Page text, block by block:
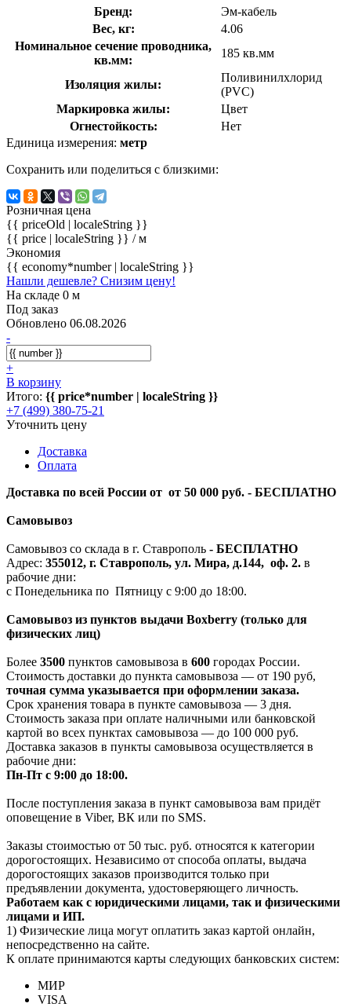
Бренд:
Эм-кабель
Вес, кг:
4.06
Номинальное сечение проводника,
кв.мм:
185 кв.мм
Изоляция жилы:
Поливинилхлорид
(PVC)
Маркировка жилы:
Цвет
Огнестойкость:
Нет
Единица измерения: метр
Сохранить или поделиться с близкими:
Розничная цена
{{ priceOld | localeString }}
{{ price | localeString }} / м
Экономия
{{ economy*number | localeString }}
Нашли дешевле? Снизим цену!
На складе 0 м
Под заказ
Обновлено 06.08.2026
-
+
В корзину
Итого: {{ price*number | localeString }}
+7 (499) 380-75-21
Уточнить цену
Доставка
Оплата
Доставка по всей России от от 50 000 руб. - БЕСПЛАТНО
Самовывоз
Самовывоз со склада в г. Ставрополь - БЕСПЛАТНО
Адрес: 355012, г. Ставрополь, ул. Мира, д.144, оф. 2. в
рабочие дни:
с Понедельника по Пятницу с 9:00 до 18:00.
Самовывоз из пунктов выдачи Boxberry (только для
физических лиц)
Более 3500 пунктов самовывоза в 600 городах России.
Стоимость доставки до пункта самовывоза — от 190 руб,
точная сумма указывается при оформлении заказа.
Срок хранения товара в пункте самовывоза — 3 дня.
Стоимость заказа при оплате наличными или банковской
картой во всех пунктах самовывоза — до 100 000 руб.
Доставка заказов в пункты самовывоза осуществляется в
рабочие дни:
Пн-Пт с 9:00 до 18:00.
После поступления заказа в пункт самовывоза вам придёт
оповещение в Viber, ВК или по SMS.
Заказы стоимостью от 50 тыс. руб. относятся к категории
дорогостоящих. Независимо от способа оплаты, выдача
дорогостоящих заказов производится только при
предъявлении документа, удостоверяющего личность.
Работаем как с юридическими лицами, так и физическими
лицами и ИП.
1) Физические лица могут оплатить заказ картой онлайн,
непосредственно на сайте.
К оплате принимаются карты следующих банковских систем:
МИР
VISA